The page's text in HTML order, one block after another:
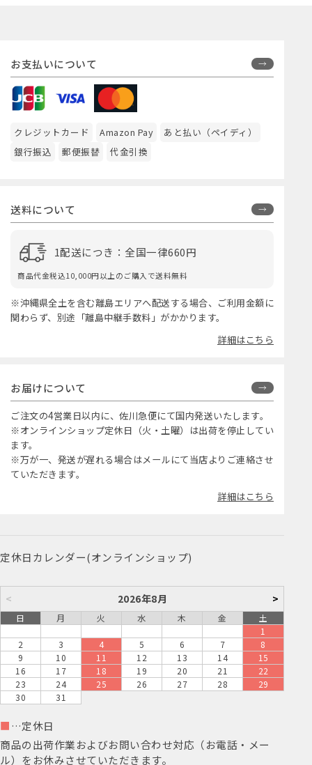
お支払いについて
クレジットカード Amazon Pay
あと払い（ペイディ）
銀行振込
郵便振替 代金引換
送料について
1配送につき：全国一律660円
商品代金税込10,000円以上のご購入で送料無料
※沖縄県全土を含む離島エリアへ配送する場合、ご利用金額に
関わらず、別途「離島中継手数料」がかかります。
詳細はこちら
お届けについて
ご注文の4営業日以内に、佐川急便にて国内発送いたします。
※オンラインショップ定休日（火・土曜）は出荷を停止してい
ます。
※万が一、発送が遅れる場合はメールにて当店よりご連絡させ
ていただきます。
詳細はこちら
定休日カレンダー(オンラインショップ)
< 2026年8月 >
日 月 火 水 木 金
土
1
2
3 4 5 6 7
8
9
10 11 12 13 14
15
16
17 18 19 20 21
22
23
24 25 26 27 28
29
30
31
■ …定休日
商品の出荷作業およびお問い合わせ対応（お電話・メー
ル）をお休みさせていただきます。